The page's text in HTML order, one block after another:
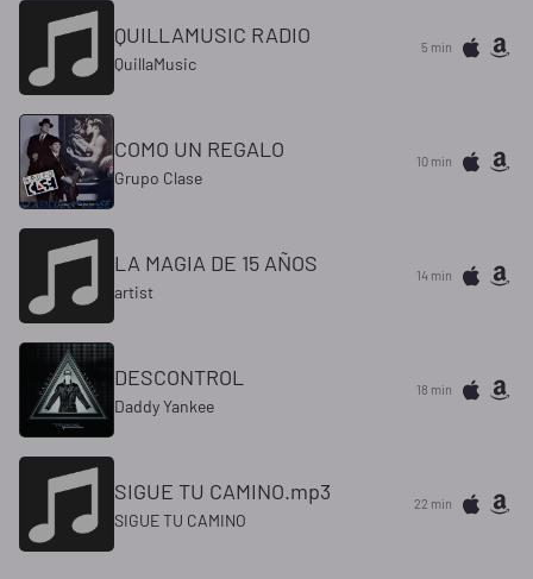
QUILLAMUSIC RADIO
QuillaMusic
5 min
COMO UN REGALO
Grupo Clase
10 min
LA MAGIA DE 15 AÑOS
artist
14 min
DESCONTROL
Daddy Yankee
18 min
SIGUE TU CAMINO.mp3
SIGUE TU CAMINO
22 min